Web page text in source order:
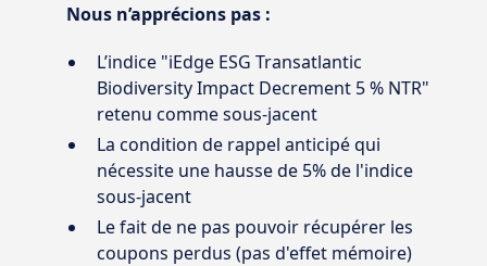
Nous n’apprécions pas :
L’indice "iEdge ESG Transatlantic
Biodiversity Impact Decrement 5 % NTR"
retenu comme sous-jacent
La condition de rappel anticipé qui
nécessite une hausse de 5% de l'indice
sous-jacent
Le fait de ne pas pouvoir récupérer les
coupons perdus (pas d'effet mémoire)